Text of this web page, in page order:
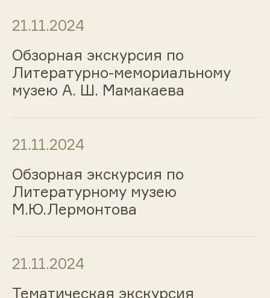
21.11.2024
Обзорная экскурсия по
Литературно-мемориальному
музею А. Ш. Мамакаева
21.11.2024
Обзорная экскурсия по
Литературному музею
М.Ю.Лермонтова
21.11.2024
Тематическая экскурсия